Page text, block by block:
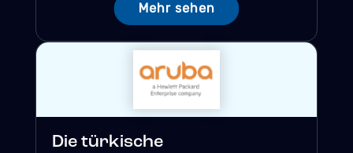
Mehr sehen
Die türkische